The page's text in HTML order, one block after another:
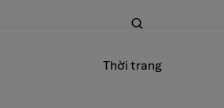
Thời trang